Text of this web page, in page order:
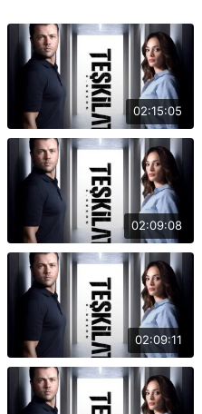
02:15:05
02:09:08
02:09:11